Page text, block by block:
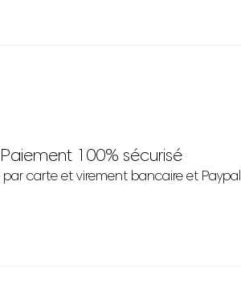
Paiement 100% sécurisé
par carte et virement bancaire et Paypal